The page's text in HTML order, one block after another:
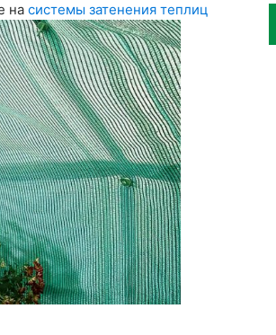
на системы затенения теплиц